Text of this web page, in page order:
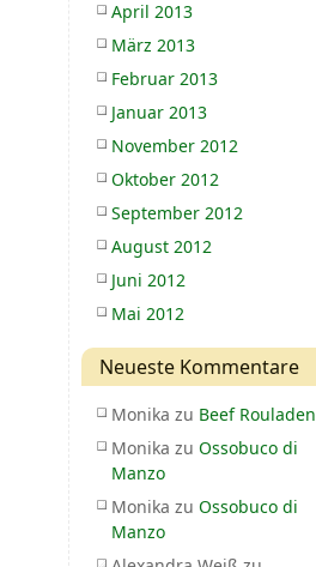
April 2013
März 2013
Februar 2013
Januar 2013
November 2012
Oktober 2012
September 2012
August 2012
Juni 2012
Mai 2012
Neueste Kommentare
Monika zu Beef Rouladen
Monika zu Ossobuco di
Manzo
Monika zu Ossobuco di
Manzo